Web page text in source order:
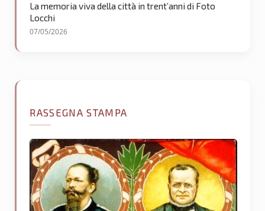
La memoria viva della città in trent’anni di Foto
Locchi
07/05/2026
RASSEGNA STAMPA